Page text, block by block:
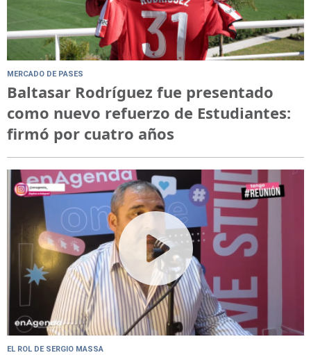
MERCADO DE PASES
Baltasar Rodríguez fue presentado
como nuevo refuerzo de Estudiantes:
firmó por cuatro años
EL ROL DE SERGIO MASSA